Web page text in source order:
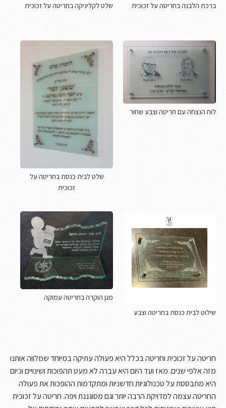
ברכת הלבנה בחריטה על זכוכית שלט לקליניקה בחריטה על זכוכית
לוח הנצחה עם חריטה וצבע שחור
שלט לבית כנסת בחריטה על
זכוכית
שילוט לבית כנסת בחריטה וצבע
מגן הוקרה בחריטה עמוקה
חריטה על זכוכית וחריטה בכלל היא פעולה עתיקה במיוחד שמלווה אותנו
מזה אלפי שנים. מאז ועד היום היא עברה לא מעט תהפוכות ושינויים וכיום
היא מתבססת על טכנולוגיות חדשניות ומתקדמות ההופכות את פעולה
החריטה עצמה למדויקת הרבה יותר וגם מסוגננת ויפה. חריטה על זכוכית